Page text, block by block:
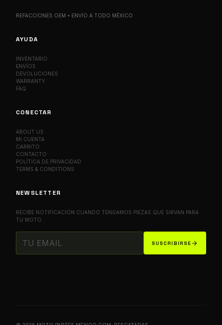
REFACCIONES OEM • ENVÍO A TODO MÉXICO
AYUDA
INVENTARIO
ENVÍOS
DEVOLUCIONES
WARRANTY
FAQ
CONECTAR
ABOUT US
MI CUENTA
CARRITO
CONTACTO
POLÍTICA DE PRIVACIDAD
TERMS & CONDITIONS
NEWSLETTER
RECIBE NOTIFICACIÓN CUANDO TENGAMOS PIEZAS QUE SIRVAN PARA
TU MOTO.
SUSCRIBIRSE arrow_forward